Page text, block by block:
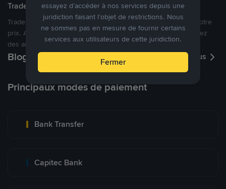
Tradez à des prix avantageux pour vous
Tradez des cryptos en étant libres d’acheter et de vendre à votre
prix. Achetez ou vendez à partir des offres existantes, ou créez
des annonces commerciales pour fixer vos propres prix.
Blog P2P Voir plus
Principaux modes de paiement
Bank Transfer
Capitec Bank
essayez d’accéder à nos services depuis une
juridiction faisant l’objet de restrictions. Nous
ne sommes pas en mesure de fournir certains
services aux utilisateurs de cette juridiction.
Fermer